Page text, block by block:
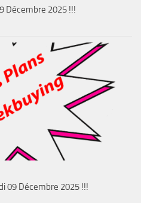
Décembre 2025 !!!
09 Décembre 2025 !!!